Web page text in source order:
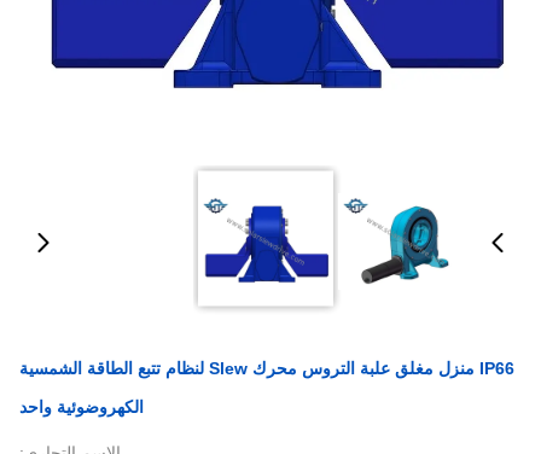
IP66 منزل مغلق علبة التروس محرك Slew لنظام تتبع الطاقة الشمسية
الكهروضوئية واحد